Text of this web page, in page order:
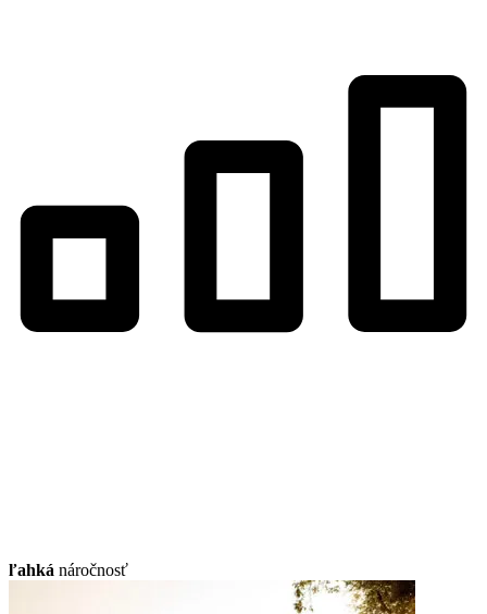
ľahká náročnosť